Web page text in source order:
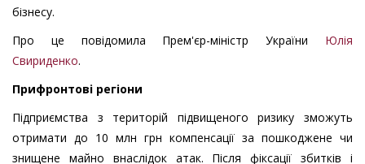
бізнесу.
Про це повідомила Прем'єр-міністр України Юлія
Свириденко.
Прифронтові регіони
Підприємства з територій підвищеного ризику зможуть
отримати до 10 млн грн компенсації за пошкоджене чи
знищене майно внаслідок атак. Після фіксації збитків і